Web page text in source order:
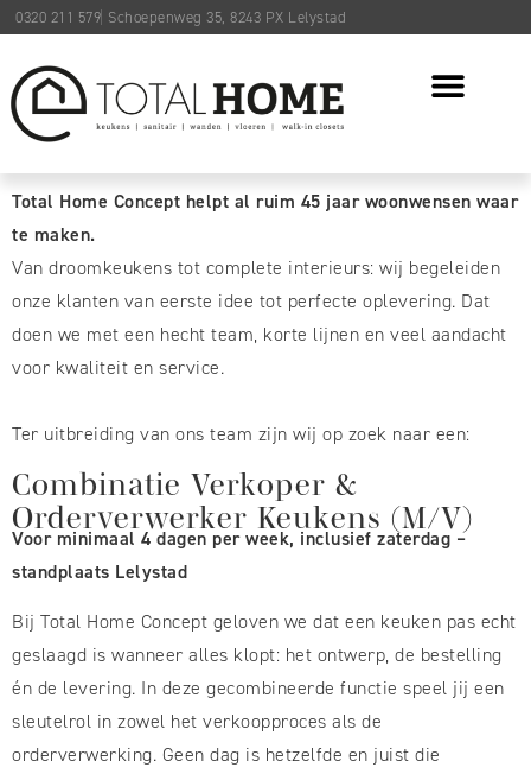
0320 211 579 Schoepenweg 35, 8243 PX Lelystad
Total Home Concept helpt al ruim 45 jaar woonwensen waar
te maken.
Van droomkeukens tot complete interieurs: wij begeleiden
onze klanten van eerste idee tot perfecte oplevering. Dat
doen we met een hecht team, korte lijnen en veel aandacht
voor kwaliteit en service.
Ter uitbreiding van ons team zijn wij op zoek naar een:
Combinatie Verkoper &
Orderverwerker Keukens (M/V)
Voor minimaal 4 dagen per week, inclusief zaterdag –
standplaats Lelystad
Bij Total Home Concept geloven we dat een keuken pas echt
geslaagd is wanneer alles klopt: het ontwerp, de bestelling
én de levering. In deze gecombineerde functie speel jij een
sleutelrol in zowel het verkoopproces als de
orderverwerking. Geen dag is hetzelfde en juist die